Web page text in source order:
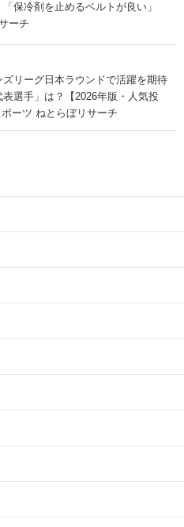
保冷剤を止めるベルトが良い」
ーチ
ズリーグ日本ラウンドで活躍を期待
選手」は？【2026年版・人気投
ーツ ねとらぼリサーチ